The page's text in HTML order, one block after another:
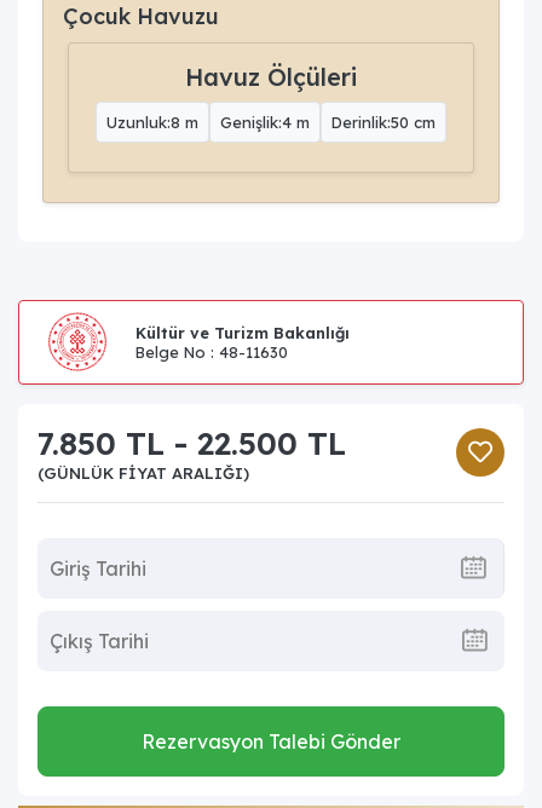
Çocuk Havuzu
Havuz Ölçüleri
Uzunluk:8 m Genişlik:4 m Derinlik:50 cm
Kültür ve Turizm Bakanlığı
Belge No : 48-11630
7.850 TL - 22.500 TL
(GÜNLÜK FIYAT ARALIĞI)
Rezervasyon Talebi Gönder